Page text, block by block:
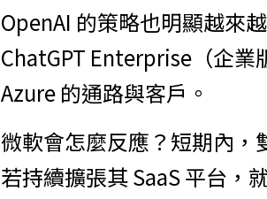
OpenAI 的策略也明顯越來
ChatGPT Enterprise（企
Azure 的通路與客戶。
微軟會怎麼反應？短期內，
若持續擴張其 SaaS 平台，